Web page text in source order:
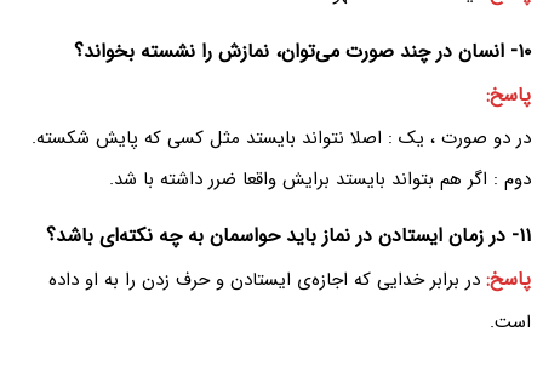
۱۰- انسان در چند صورت می‌‌توان، نمازش را نشسته بخواند؟
پاسخ:
در دو صورت ، یک : اصلا نتواند بایستد مثل کسی که پایش شکسته.
دوم : اگر هم بتواند بایستد برایش واقعا ضرر داشته با شد.
۱۱- در زمان ایستادن در نماز باید حواسمان به چه نکته‌ای باشد؟
پاسخ: در برابر خدایی که اجازه‌ی ایستادن و حرف زدن را به او داده
است.